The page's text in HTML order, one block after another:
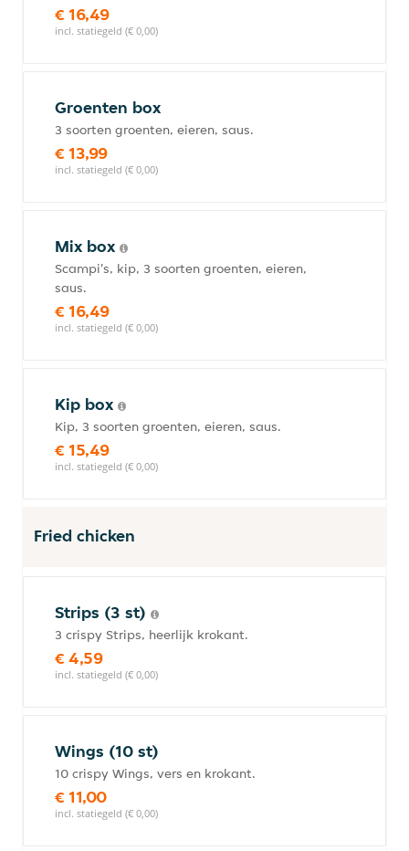
€ 16,49
incl. statiegeld (€ 0,00)
Groenten box
3 soorten groenten, eieren, saus.
€ 13,99
incl. statiegeld (€ 0,00)
Mix box
Scampi's, kip, 3 soorten groenten, eieren,
saus.
€ 16,49
incl. statiegeld (€ 0,00)
Kip box
Kip, 3 soorten groenten, eieren, saus.
€ 15,49
incl. statiegeld (€ 0,00)
Fried chicken
Strips (3 st)
3 crispy Strips, heerlijk krokant.
€ 4,59
incl. statiegeld (€ 0,00)
Wings (10 st)
10 crispy Wings, vers en krokant.
€ 11,00
incl. statiegeld (€ 0,00)